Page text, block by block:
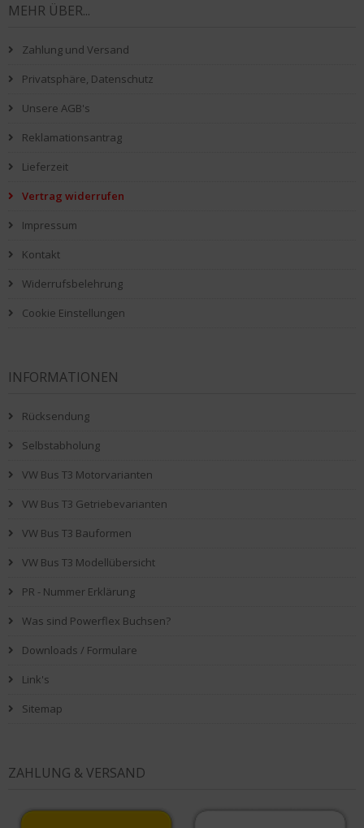
MEHR ÜBER...
Zahlung und Versand
Privatsphäre, Datenschutz
Unsere AGB's
Reklamationsantrag
Lieferzeit
Vertrag widerrufen
Impressum
Kontakt
Widerrufsbelehrung
Cookie Einstellungen
INFORMATIONEN
Rücksendung
Selbstabholung
VW Bus T3 Motorvarianten
VW Bus T3 Getriebevarianten
VW Bus T3 Bauformen
VW Bus T3 Modellübersicht
PR - Nummer Erklärung
Was sind Powerflex Buchsen?
Downloads / Formulare
Link's
Sitemap
ZAHLUNG & VERSAND